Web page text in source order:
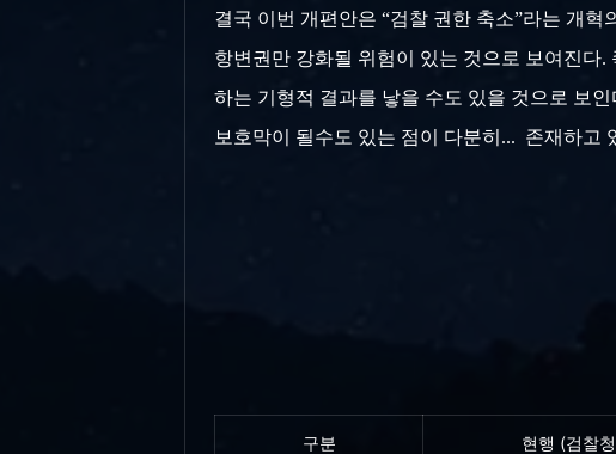
결국 이번 개편안은 “검찰 권한 축소”라는 개혁
항변권만 강화될 위험이 있는 것으로 보여진다.
하는 기형적 결과를 낳을 수도 있을 것으로 보
보호막이 될수도 있는 점이 다분히... 존재하고
구분 현행 (검찰